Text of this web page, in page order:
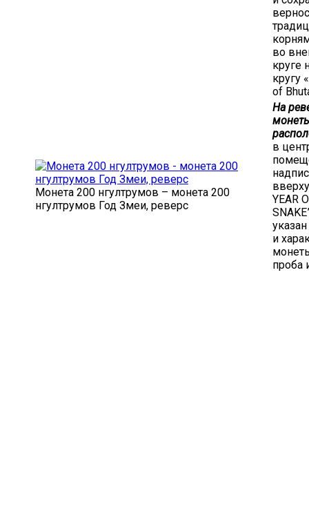
во
круге
кругу
of
Монета 200 нгултрумов – монета 200
нгултрумов Год Змеи, реверс
На
в
YEAR
и
проба